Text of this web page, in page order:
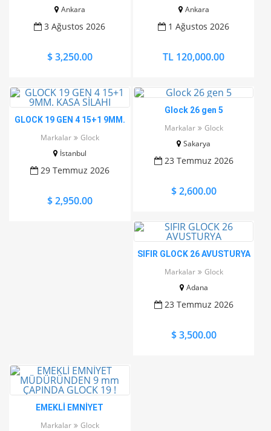
Ankara
3 Ağustos 2026
$ 3,250.00
Ankara
1 Ağustos 2026
TL 120,000.00
GLOCK 19 GEN 4 15+1 9MM.
Markalar
Glock
İstanbul
29 Temmuz 2026
$ 2,950.00
Glock 26 gen 5
Markalar
Glock
Sakarya
23 Temmuz 2026
$ 2,600.00
SIFIR GLOCK 26 AVUSTURYA
Markalar
Glock
Adana
23 Temmuz 2026
$ 3,500.00
EMEKLİ EMNİYET
Markalar
Glock